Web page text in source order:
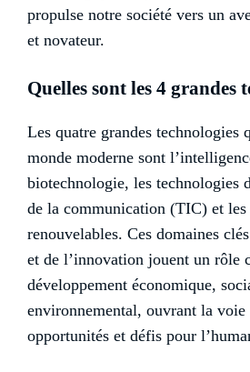
propulse notre société vers un
et novateur.
Quelles sont les 4 grandes
Les quatre grandes technologies
monde moderne sont
biotechnologie, les technologies
de la communication (TIC) et les
renouvelables. Ces domaines
et de l’innovation jouent un rôle
développement économique,
environnemental, ouvrant la voie
opportunités et défis pour